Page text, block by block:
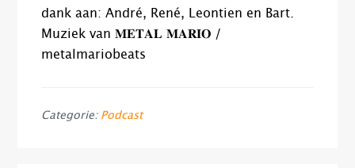
dank aan: André, René, Leontien en Bart.
Muziek van 𝐌𝐄𝐓𝐀𝐋 𝐌𝐀𝐑𝐈𝐎 /
metalmariobeats
Categorie: Podcast